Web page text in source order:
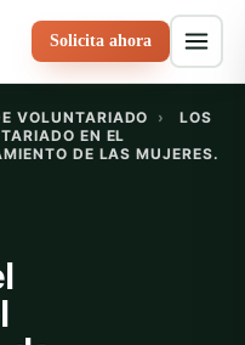
Solicita ahora
VOLUNTARIADO ›
LOS
EN EL
DE LAS MUJERES.